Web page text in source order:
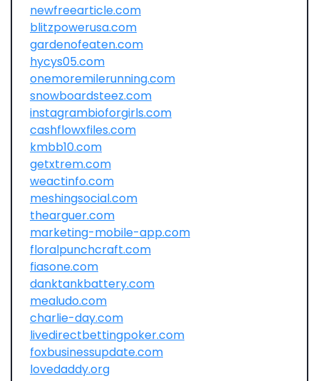
newfreearticle.com
blitzpowerusa.com
gardenofeaten.com
hycys05.com
onemoremilerunning.com
snowboardsteez.com
instagrambioforgirls.com
cashflowxfiles.com
kmbb10.com
getxtrem.com
weactinfo.com
meshingsocial.com
thearguer.com
marketing-mobile-app.com
floralpunchcraft.com
fiasone.com
danktankbattery.com
mealudo.com
charlie-day.com
livedirectbettingpoker.com
foxbusinessupdate.com
lovedaddy.org